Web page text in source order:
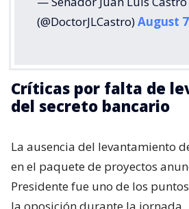
(@DoctorJLCastro)August
Críticas por falta de
del secreto bancario
La ausencia del levantamiento
en el paquete de proyectos
Presidente fue uno de los